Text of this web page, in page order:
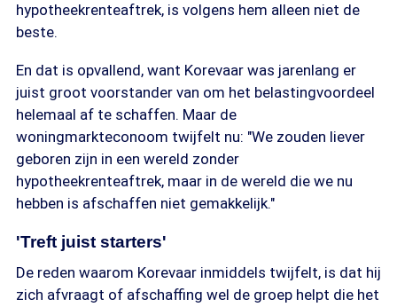
hypotheekrenteaftrek, is volgens hem alleen niet de
beste.
En dat is opvallend, want Korevaar was jarenlang er
juist groot voorstander van om het belastingvoordeel
helemaal af te schaffen. Maar de
woningmarkteconoom twijfelt nu: "We zouden liever
geboren zijn in een wereld zonder
hypotheekrenteaftrek, maar in de wereld die we nu
hebben is afschaffen niet gemakkelijk."
'Treft juist starters'
De reden waarom Korevaar inmiddels twijfelt, is dat hij
zich afvraagt of afschaffing wel de groep helpt die het